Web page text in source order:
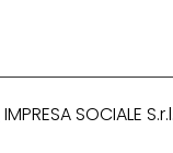
IMPRESA SOCIALE